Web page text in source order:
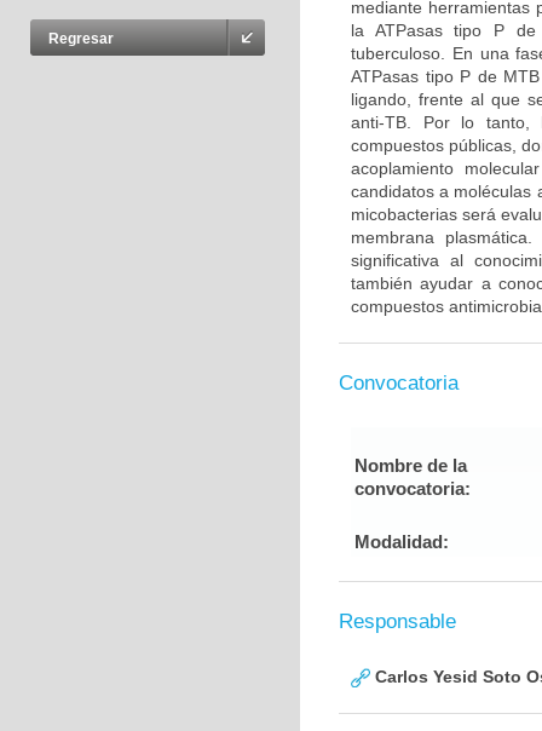
Regresar
mediante herramientas
la ATPasas tipo P
tuberculoso. En una
ATPasas tipo P de
ligando, frente al que
anti-TB. Por lo tanto,
compuestos públicas,
acoplamiento
candidatos a moléculas
micobacterias será
membrana
significativa al
también ayudar a
compuestos
Convocatoria
Nombre de la
convocatoria:
Modalidad:
Responsable
Carlos Yesid Soto